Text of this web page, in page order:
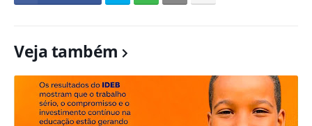
Veja também